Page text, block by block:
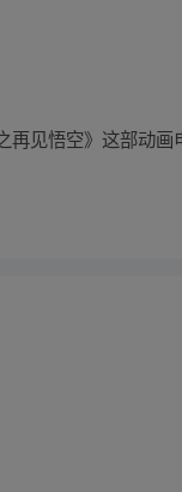
见悟空》这部动画